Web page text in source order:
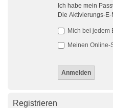
Ich habe mein
Die Aktivierungs-
Mich bei jedem
Meinen Online-
Registrieren